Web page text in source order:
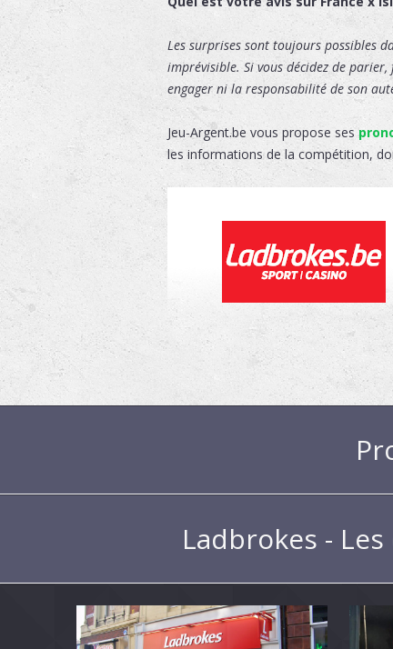
Les surprises sont toujours possibles
imprévisible. Si vous décidez de
engager ni la responsabilité de son
Jeu-Argent.be vous propose ses
les informations de la compétition,
Ladbrokes -